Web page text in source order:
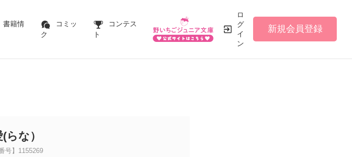
書籍情
コミッ
ク
コンテス
ト
ロ
グ
イ
ン
新規会員登録
らな）
号】1155269